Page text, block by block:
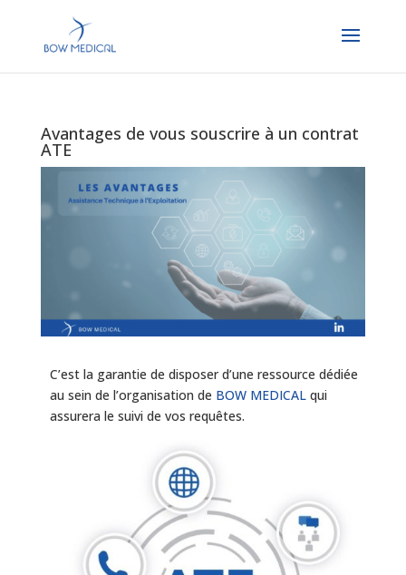
Avantages de vous souscrire à un contrat
ATE
C’est la garantie de disposer d’une ressource dédiée
au sein de l’organisation de BOW MEDICALqui
assurera le suivi de vos requêtes.